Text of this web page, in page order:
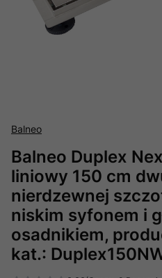
Balneo
Balneo Duplex
liniowy 150 cm
nierdzewnej
niskim syfonem i
osadnikiem,
kat.: